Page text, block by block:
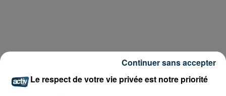
Le respect de votre vie privée est notre priorité
Continuer sans accepter